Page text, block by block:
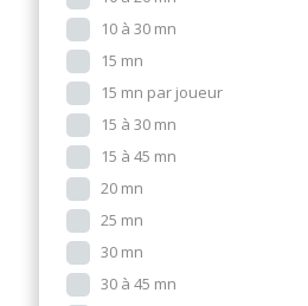
10 à 30 mn
15 mn
15 mn par joueur
15 à 30 mn
15 à 45 mn
20 mn
25 mn
30 mn
30 à 45 mn